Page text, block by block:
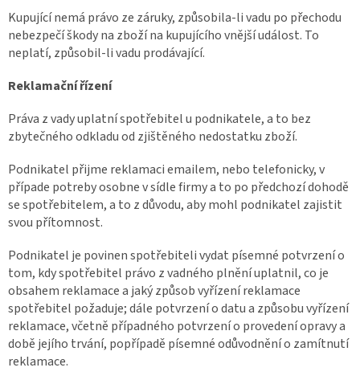
Kupující nemá právo ze záruky, způsobila-li vadu po přechodu
nebezpečí škody na zboží na kupujícího vnější událost. To
neplatí, způsobil-li vadu prodávající.
Reklamační řízení
Práva z vady uplatní spotřebitel u podnikatele, a to bez
zbytečného odkladu od zjištěného nedostatku zboží.
Podnikatel přijme reklamaci emailem, nebo telefonicky, v
případe potreby osobne v sídle firmy a to po předchozí dohodě
se spotřebitelem, a to z důvodu, aby mohl podnikatel zajistit
svou přítomnost.
Podnikatel je povinen spotřebiteli vydat písemné potvrzení o
tom, kdy spotřebitel právo z vadného plnění uplatnil, co je
obsahem reklamace a jaký způsob vyřízení reklamace
spotřebitel požaduje; dále potvrzení o datu a způsobu vyřízení
reklamace, včetně případného potvrzení o provedení opravy a
době jejího trvání, popřípadě písemné odůvodnění o zamítnutí
reklamace.